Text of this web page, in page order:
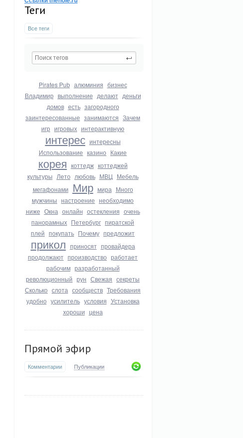
Теги
Все теги
Pirates Pub алюминия бизнес
Владимир выполнение делают деньги
домов есть загородного
заинтересованные занимаются Зачем
игр игровых интерактивную
интерес интересны
Использование казино Какие
корея коттедж коттеджей
культуры Лето любовь МВЦ Мебель
мегафонами Мир мира Много
мужчины настроение необходимо
ниже Окна онлайн остекления очень
панорамных Петербург пиратской
плей покупать Почему предложит
прикол приносят провайдера
продолжают производство работает
рабочим разработанный
революционный рун Свежая секреты
Сколько слота сообществ Требования
удобно усилитель условия Установка
хороши цена
Прямой эфир
Комментарии Публикации